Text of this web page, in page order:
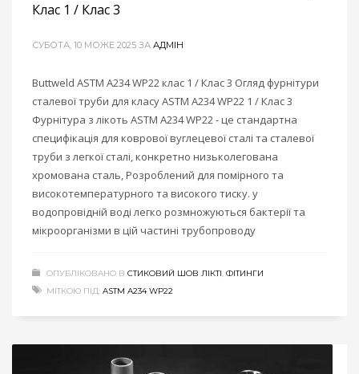
Клас 1 / Клас 3
СУБОТА, 10 МОЖЕ 2025 ЗА АДМІН
Buttweld ASTM A234 WP22 клас 1 / Клас 3 Огляд фурнітури
сталевої труби для класу ASTM A234 WP22 1 / Клас 3
Фурнітура з лікоть ASTM A234 WP22 - це стандартна
специфікація для коврової вуглецевої сталі та сталевої
труби з легкої сталі, конкретно низьколегована
хромована сталь, Розроблений для помірного та
високотемпературного та високого тиску. у
водопровідній воді легко розмножуються бактерії та
мікроорганізми в цій частині трубопроводу
ОПУБЛІКОВАНО В СТИКОВИЙ ШОВ ЛІКТІ, ФІТИНГИ
МІТКОЮ ПІД: ASTM A234 WP22